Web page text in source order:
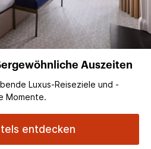
Auszeiten
Luxus-Reiseziele und -
Momente.
entdecken